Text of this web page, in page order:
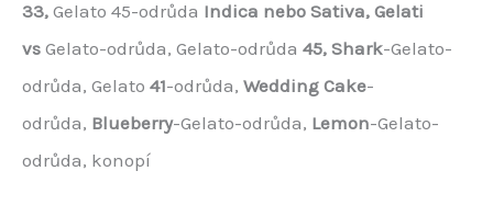
33, Gelato 45-odrůda Indica nebo Sativa, Gelati
vs Gelato-odrůda, Gelato-odrůda 45, Shark-Gelato-
odrůda, Gelato 41-odrůda, Wedding Cake-
odrůda, Blueberry-Gelato-odrůda, Lemon-Gelato-
odrůda, konopí